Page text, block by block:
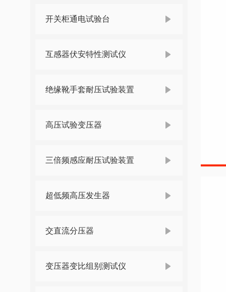
开关柜通电试验台
互感器伏安特性测试仪
绝缘靴手套耐压试验装置
高压试验变压器
三倍频感应耐压试验装置
超低频高压发生器
交直流分压器
变压器变比组别测试仪